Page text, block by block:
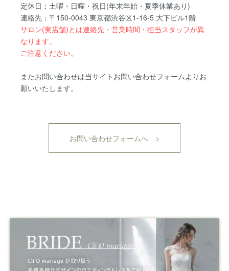
定休日：土曜・日曜・祝日(年末年始・夏季休業あり)
連絡先：〒150-0043 東京都渋谷区1-16-5 大下ビル1階
サロン(実店舗)とは連絡先・営業時間・担当スタッフが異
なります。
ご注意ください。
またお問い合わせは当サイトお問い合わせフォームよりお
願いいたします。
お問い合わせフォームへ >